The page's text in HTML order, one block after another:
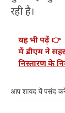
रही है।
यह भी पढ़ें 👉
में डीएम ने
निस्तारण के